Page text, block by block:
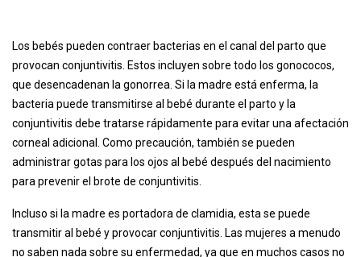
Los bebés pueden contraer bacterias en el canal del parto que
provocan conjuntivitis. Estos incluyen sobre todo los gonococos,
que desencadenan la gonorrea. Si la madre está enferma, la
bacteria puede transmitirse al bebé durante el parto y la
conjuntivitis debe tratarse rápidamente para evitar una afectación
corneal adicional. Como precaución, también se pueden
administrar gotas para los ojos al bebé después del nacimiento
para prevenir el brote de conjuntivitis.
Incluso si la madre es portadora de clamidia, esta se puede
transmitir al bebé y provocar conjuntivitis. Las mujeres a menudo
no saben nada sobre su enfermedad, ya que en muchos casos no